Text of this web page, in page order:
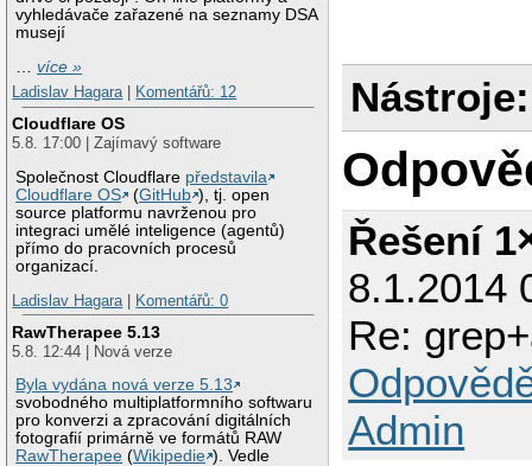
vyhledávače zařazené na seznamy DSA
musejí
…více »
Ladislav Hagara| Komentářů: 12
Cloudflare OS
5.8. 17:00 | Zajímavý software
Společnost Cloudflare představila
Cloudflare OS
(GitHub ), tj. open
source platformu navrženou pro
integraci umělé inteligence (agentů)
přímo do pracovních procesů
organizací.
Ladislav Hagara| Komentářů: 0
RawTherapee 5.13
5.8. 12:44 | Nová verze
Byla vydána nová verze 5.13
svobodného multiplatformního softwaru
pro konverzi a zpracování digitálních
fotografií primárně ve formátů RAW
RawTherapee (Wikipedie ). Vedle
Nástroje:
Řešení
8.1.2014
Re:
Admin